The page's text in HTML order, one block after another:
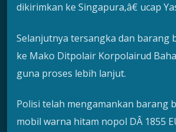
dikirimkan ke Singapura,â€ ucap
Selanjutnya tersangka dan barang
ke Mako Ditpolair Korpolairud
guna proses lebih lanjut.
Polisi telah mengamankan barang
mobil warna hitam nopol DÂ 1855